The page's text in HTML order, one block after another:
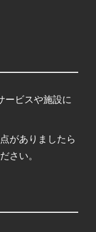
ービスや施設に
がありましたら
さい。